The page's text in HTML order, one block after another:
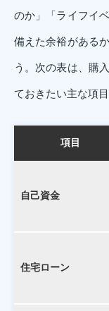
のか」「ライフイ
備えた余裕がある
う。次の表は、購
ておきたい主な項
項目
自己資金
住宅ローン